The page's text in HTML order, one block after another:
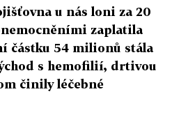
u nás loni za 20
zaplatila
částku 54 milionů stála
s hemofilií, drtivou
činily léčebné